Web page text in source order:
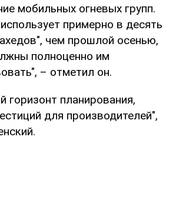
мобильных огневых групп.
примерно в десять
чем прошлой осенью,
полноценно им
– отметил он.
горизонт планирования,
для производителей",